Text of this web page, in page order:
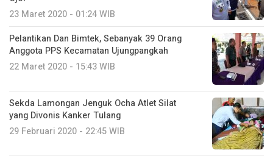
23 Maret 2020 - 01:24 WIB
Pelantikan Dan Bimtek, Sebanyak 39 Orang
Anggota PPS Kecamatan Ujungpangkah
22 Maret 2020 - 15:43 WIB
Sekda Lamongan Jenguk Ocha Atlet Silat
yang Divonis Kanker Tulang
29 Februari 2020 - 22:45 WIB